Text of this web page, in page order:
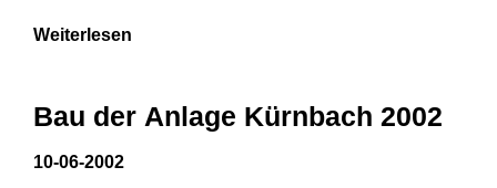
Weiterlesen
Bau der Anlage Kürnbach 2002
10-06-2002